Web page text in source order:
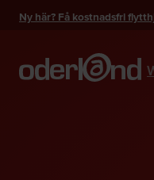
Ny här? Få kostnadsfri